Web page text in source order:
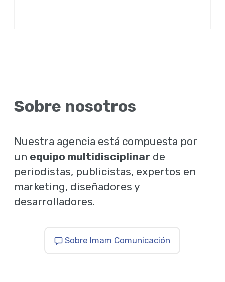
Sobre nosotros
Nuestra agencia está compuesta por
un equipo multidisciplinar de
periodistas, publicistas, expertos en
marketing, diseñadores y
desarrolladores.
Sobre Imam Comunicación